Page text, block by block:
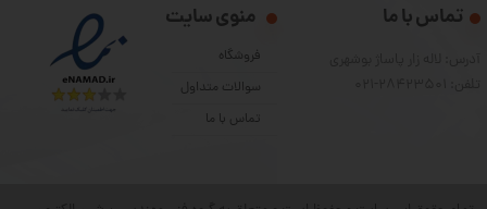
منوی سایت
فروشگاه
سوالات متداول
تماس با ما
تماس با ما